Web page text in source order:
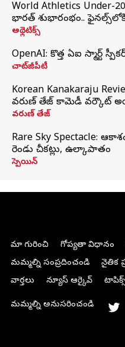
World Athletics Under-
భారత్‌ శుభారంభం.. ఫైనల్స్‌లోకి
అథ్లెటిక్స్
OpenAI: కొత్త ఏఐ స్మార్ట్
చాట్‌జీపీటీ
Korean Kanakaraju
వరుణ్ తేజ్ కామెడీ వర్కౌట్
వరుణ్ తేజ్
Rare Sky Spectacle:
రెండు చీకట్లు, ఉల్కాపాతం
స్పెయిన్
మా గురించి గోప్యతా విధానం
మమ్మల్ని సంప్రదించండి
నైతిక
వార్తలు
న్యూస్ ఆర్కైవ్
మమ్మల్ని అనుసరించండి